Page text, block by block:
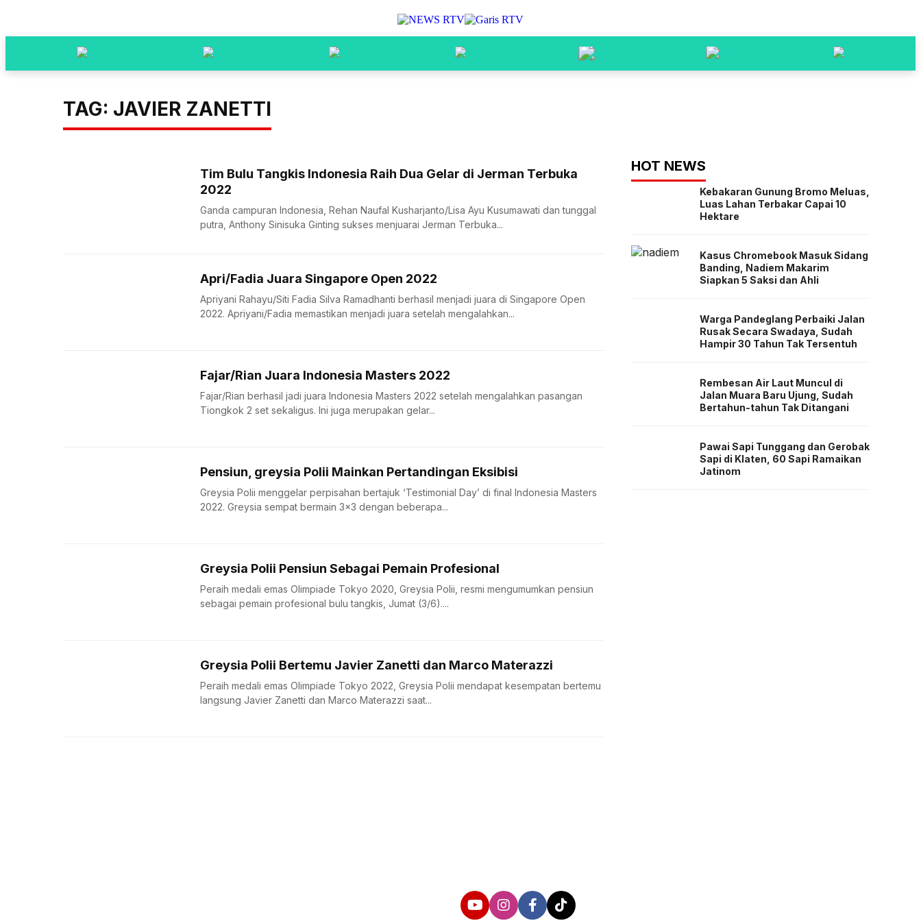
TAG: JAVIER ZANETTI
Tim Bulu Tangkis Indonesia Raih Dua Gelar di Jerman Terbuka
2022
Ganda campuran Indonesia, Rehan Naufal Kusharjanto/Lisa Ayu Kusumawati dan tunggal
putra, Anthony Sinisuka Ginting sukses menjuarai Jerman Terbuka...
Apri/Fadia Juara Singapore Open 2022
Apriyani Rahayu/Siti Fadia Silva Ramadhanti berhasil menjadi juara di Singapore Open
2022. Apriyani/Fadia memastikan menjadi juara setelah mengalahkan...
Fajar/Rian Juara Indonesia Masters 2022
Fajar/Rian berhasil jadi juara Indonesia Masters 2022 setelah mengalahkan pasangan
Tiongkok 2 set sekaligus. Ini juga merupakan gelar...
Pensiun, greysia Polii Mainkan Pertandingan Eksibisi
Greysia Polii menggelar perpisahan bertajuk ‘Testimonial Day’ di final Indonesia Masters
2022. Greysia sempat bermain 3×3 dengan beberapa...
Greysia Polii Pensiun Sebagai Pemain Profesional
Peraih medali emas Olimpiade Tokyo 2020, Greysia Polii, resmi mengumumkan pensiun
sebagai pemain profesional bulu tangkis, Jumat (3/6)....
Greysia Polii Bertemu Javier Zanetti dan Marco Materazzi
Peraih medali emas Olimpiade Tokyo 2022, Greysia Polii mendapat kesempatan bertemu
langsung Javier Zanetti dan Marco Materazzi saat...
HOT NEWS
Kebakaran Gunung Bromo Meluas,
Luas Lahan Terbakar Capai 10
Hektare
Kasus Chromebook Masuk Sidang
Banding, Nadiem Makarim
Siapkan 5 Saksi dan Ahli
Warga Pandeglang Perbaiki Jalan
Rusak Secara Swadaya, Sudah
Hampir 30 Tahun Tak Tersentuh
Rembesan Air Laut Muncul di
Jalan Muara Baru Ujung, Sudah
Bertahun-tahun Tak Ditangani
Pawai Sapi Tunggang dan Gerobak
Sapi di Klaten, 60 Sapi Ramaikan
Jatinom